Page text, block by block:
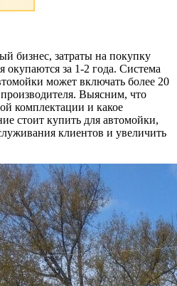
бизнес, затраты на покупку
окупаются за 1-2 года. Система
может включать более 20
Выясним, что
комплектации и какое
стоит купить для автомойки,
клиентов и увеличить